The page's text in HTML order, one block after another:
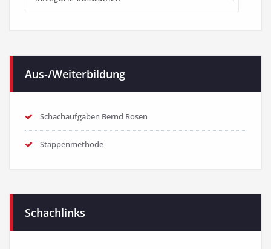
Kategorien
Aus-/Weiterbildung
Schachaufgaben Bernd Rosen
Stappenmethode
Schachlinks